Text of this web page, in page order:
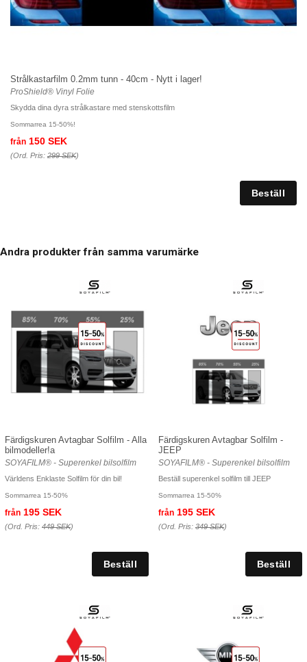
Strålkastarfilm 0.2mm tunn - 40cm - Nytt i lager!
ProShield® Vinyl Folie
Skydda dina dyra strålkastare med stenskottsfilm
Sommarrea 15-50%!
från 150 SEK
(Ord. Pris: 299 SEK)
Andra produkter från samma varumärke
Färdigskuren Avtagbar Solfilm - Alla
bilmodeller!a
SOYAFILM® - Superenkel bilsolfilm
Världens Enklaste Solfilm för din bil!
Sommarrea 15-50%
från 195 SEK
(Ord. Pris: 449 SEK)
Färdigskuren Avtagbar Solfilm -
JEEP
SOYAFILM® - Superenkel bilsolfilm
Beställ superenkel solfilm till JEEP
Sommarrea 15-50%
från 195 SEK
(Ord. Pris: 349 SEK)